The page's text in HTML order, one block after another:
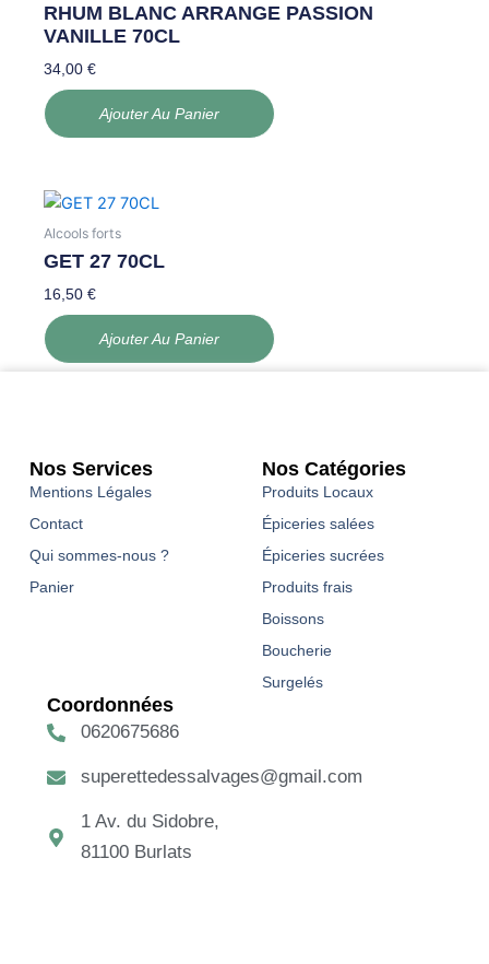
RHUM BLANC ARRANGE PASSION
VANILLE 70CL
34,00€
Ajouter Au Panier
Alcools forts
GET 27 70CL
16,50€
Ajouter Au Panier
Nos Services
Mentions Légales
Contact
Qui sommes-nous ?
Panier
Nos Catégories
Produits Locaux
Épiceries salées
Épiceries sucrées
Produits frais
Boissons
Boucherie
Surgelés
Coordonnées
0620675686
superettedessalvages@gmail.com
1 Av. du Sidobre,
81100 Burlats